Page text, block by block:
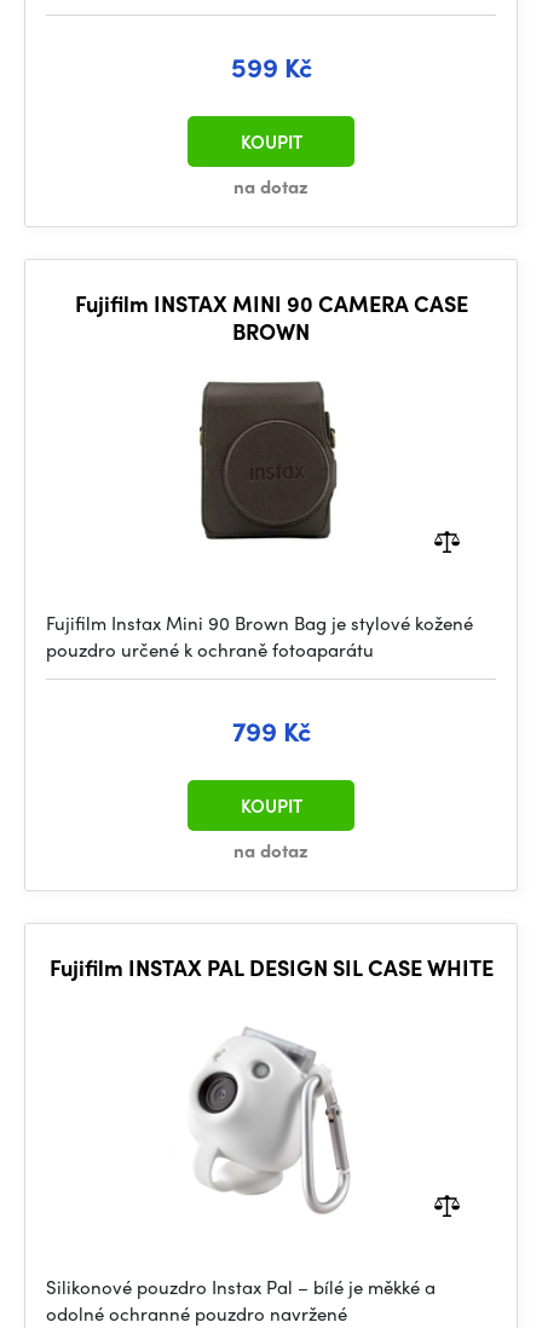
599 Kč
na dotaz
KOUPIT
Fujifilm INSTAX MINI 90 CAMERA CASE
BROWN
Fujifilm Instax Mini 90 Brown Bag je stylové kožené
pouzdro určené k ochraně fotoaparátu
799 Kč
na dotaz
KOUPIT
Fujifilm INSTAX PAL DESIGN SIL CASE WHITE
Silikonové pouzdro Instax Pal – bílé je měkké a
odolné ochranné pouzdro navržené